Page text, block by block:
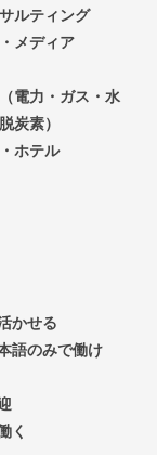
ルティング
メディア
電力・ガス・水
炭素）
ホテル
かせる
語のみで働け
く